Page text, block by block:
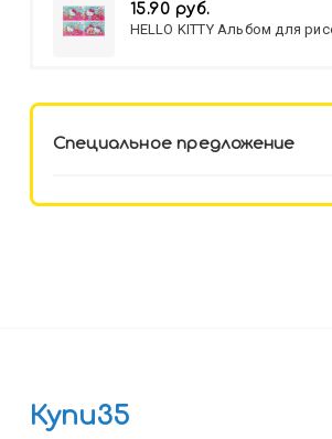
15.90 руб.
HELLO KITTY Альбом для
Специальное предложение
Купи35